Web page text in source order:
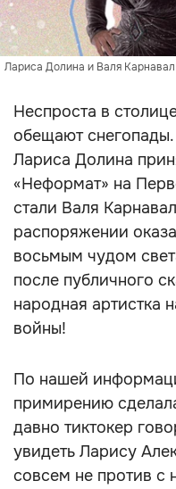
Лариса Долина и Валя
Неспроста в
обещают снегопады.
Лариса Долина
«Неформат» на
стали Валя
распоряжении
восьмым чудом
после публичного
народная артистка
войны!
По нашей
примирению
давно тиктокер
увидеть Ларису
совсем не против с